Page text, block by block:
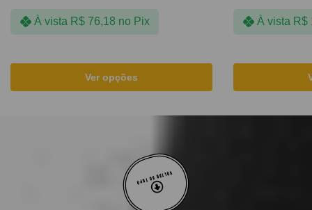
À vista R$76,18 no Pix
Ver opções
À vista R$
VOLTAR AO TOPO